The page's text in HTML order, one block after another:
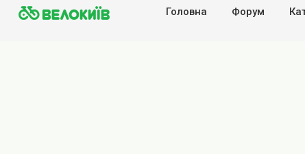
Головна Форум